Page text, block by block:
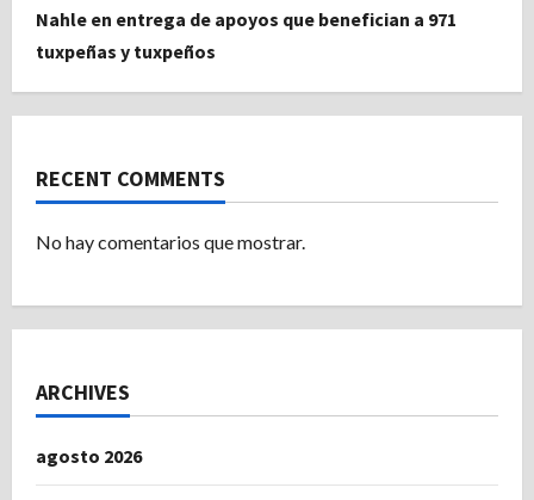
Nahle en entrega de apoyos que benefician a 971
tuxpeñas y tuxpeños
RECENT COMMENTS
No hay comentarios que mostrar.
ARCHIVES
agosto 2026